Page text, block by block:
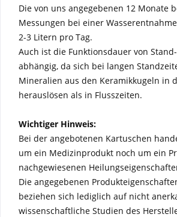
Die von uns angegebenen 12 Monate
Messungen bei einer
2-3 Litern pro Tag.
Auch ist die Funktionsdauer von
abhängig, da sich bei langen
Mineralien aus den Keramikkugeln in
herauslösen als in Flusszeiten.
Wichtiger Hinweis:
Bei der angebotenen Kartuschen
um ein Medizinprodukt noch um ein
nachgewiesenen
Die angegebenen
beziehen sich lediglich auf nicht
wissenschaftliche Studien des